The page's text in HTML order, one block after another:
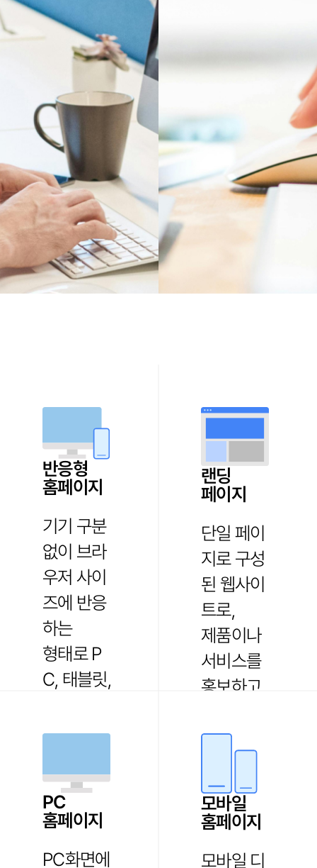
반응형
홈페이지
기기 구분
없이 브라
우저 사이
즈에 반응
하는
형태로 P
C, 태블릿,
다양한
적화됩니
다.
랜딩
페이지
단일 페이
지로 구성
된 웹사이
트로,
제품이나
서비스를
홍보하고
유도하는
용됩니다.
PC
홈페이지
PC화면에
모바일
홈페이지
모바일 디